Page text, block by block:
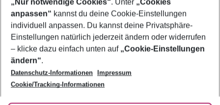
Footer
Footer navigation
Über uns
AGB
Bestpreisgarantie
Cookie-Einstellungen ändern
Cookie-Richtlinie
Agenturbetreuung
Barrierefreies Reisen
Folge uns
„Nur notwendige Cookies“. Unter „Cookies
anpassen“ kannst du deine Cookie-Einstellungen
individuell anpassen. Du kannst deine Privatsphäre-
Einstellungen natürlich jederzeit ändern oder widerrufen
– klicke dazu einfach unten auf „Cookie-Einstellungen
ändern“.
Datenschutz-Informationen
Impressum
Cookie/Tracking-Informationen